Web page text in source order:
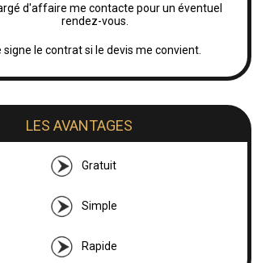
d'affaire me contacte pour un éventuel
rendez-vous.
signe le contrat si le devis me convient.
LES AVANTAGES
Gratuit
Simple
Rapide